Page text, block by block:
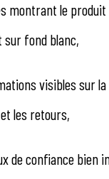
montrant le
sur fond blanc,
visibles sur la
les retours,
de confiance bien